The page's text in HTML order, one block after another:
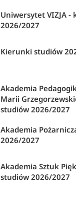
Uniwersytet VIZJA
2026/2027
Kierunki studiów
Akademia
Marii
studiów 2026/2027
Akademia
2026/2027
Akademia Sztuk
studiów 2026/2027